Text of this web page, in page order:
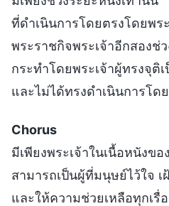
ที่ดำเนินการโดยตรงโดยพ
พระราชกิจพระเจ้าอีกสองช่
กระทำโดยพระเจ้าผู้ทรงจุติ
และไม่ได้ทรงดำเนินการโ
Chorus
มีเพียงพระเจ้าในเนื้อหนังขอ
สามารถเป็นผู้ที่มนุษย์ไว้ใจ
และให้ความช่วยเหลือทุกเรื่อ